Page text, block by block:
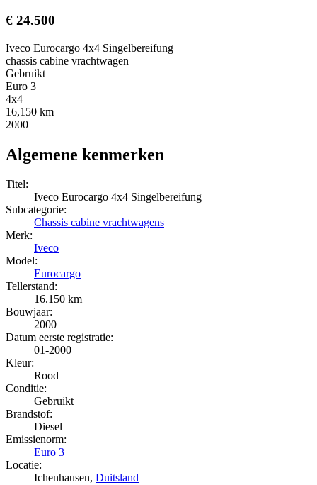
€ 24.500
Iveco Eurocargo 4x4 Singelbereifung
chassis cabine vrachtwagen
Gebruikt
Euro 3
4x4
16,150 km
2000
Algemene kenmerken
Titel:
Iveco Eurocargo 4x4 Singelbereifung
Subcategorie:
Chassis cabine vrachtwagens
Merk:
Iveco
Model:
Eurocargo
Tellerstand:
16.150 km
Bouwjaar:
2000
Datum eerste registratie:
01-2000
Kleur:
Rood
Conditie:
Gebruikt
Brandstof:
Diesel
Emissienorm:
Euro 3
Locatie:
Ichenhausen, Duitsland